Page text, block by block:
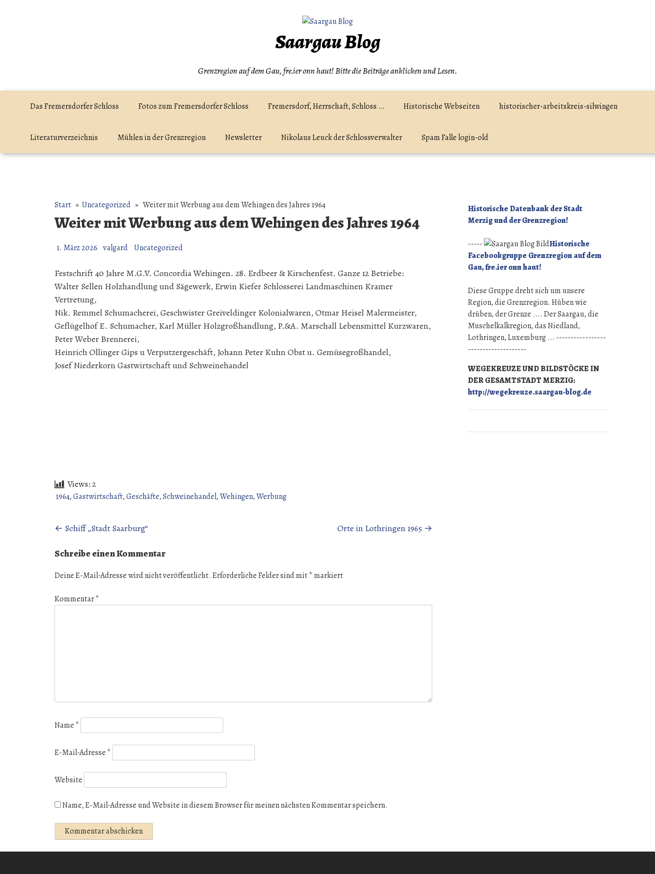
Saargau Blog
Grenzregion auf dem Gau, fre.ier onn haut! Bitte die Beiträge anklicken und Lesen.
Das Fremersdorfer Schloss Fotos zum Fremersdorfer Schloss Fremersdorf, Herrschaft, Schloss … Historische Webseiten historischer-arbeitskreis-silwingen
Literaturverzeichnis Mühlen in der Grenzregion Newsletter Nikolaus Leuck der Schlossverwalter Spam Falle login-old
Start » Uncategorized » Weiter mit Werbung aus dem Wehingen des Jahres 1964
Weiter mit Werbung aus dem Wehingen des Jahres 1964
1. März 2026 valgard Uncategorized
Festschrift 40 Jahre M.G.V. Concordia Wehingen. 28. Erdbeer & Kirschenfest. Ganze 12 Betriebe:
Walter Sellen Holzhandlung und Sägewerk, Erwin Kiefer Schlosserei Landmaschinen Kramer
Vertretung,
Nik. Remmel Schumacherei, Geschwister Greiveldinger Kolonialwaren, Otmar Heisel Malermeister,
Geflügelhof E. Schumacher, Karl Müller Holzgroßhandlung, P.&A. Marschall Lebensmittel Kurzwaren,
Peter Weber Brennerei,
Heinrich Ollinger Gips u Verputzergeschäft, Johann Peter Kuhn Obst u. Gemüsegroßhandel,
Josef Niederkorn Gastwirtschaft und Schweinehandel
Views:2
1964,Gastwirtschaft,Geschäfte,Schweinehandel,Wehingen,Werbung
Beitragsnavigation
← Schiff „Stadt Saarburg“ Orte in Lothringen 1965 →
Schreibe einen Kommentar
Deine E-Mail-Adresse wird nicht veröffentlicht. Erforderliche Felder sind mit* markiert
Kommentar*
Name *
E-Mail-Adresse *
Website
Name, E-Mail-Adresse und Website in diesem Browser für meinen nächsten Kommentar speichern.
Historische Datenbank der Stadt
Merzig und der Grenzregion!
-----
Historische
Facebookgruppe Grenzregion auf dem
Gau, fre.ier onn haut!
Diese Gruppe dreht sich um unsere
Region, die Grenzregion. Hüben wie
drüben, der Grenze .... Der Saargau, die
Muschelkalkregion, das Niedland,
Lothringen, Luxemburg ... -----------------
--------------------
WEGEKREUZE UND BILDSTÖCKE IN
DER GESAMTSTADT MERZIG:
http://wegekreuze.saargau-blog.de